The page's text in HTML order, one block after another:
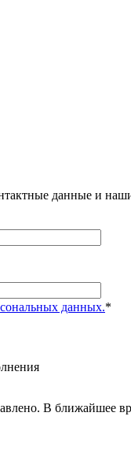
данные и
данных.*
В ближайшее